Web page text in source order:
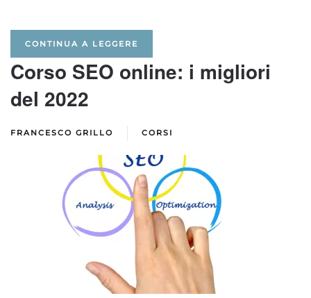
CONTINUA A LEGGERE
Corso SEO online: i migliori
del 2022
FRANCESCO GRILLO CORSI